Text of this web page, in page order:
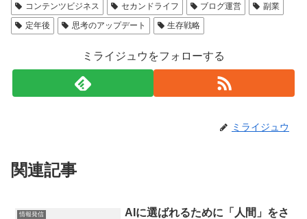
コンテンツビジネス
セカンドライフ ブログ運営
副業
定年後
思考のアップデート 生存戦略
ミライジュウをフォローする
ミライジュウ
関連記事
情報発信
AIに選ばれるために「人間」をさ